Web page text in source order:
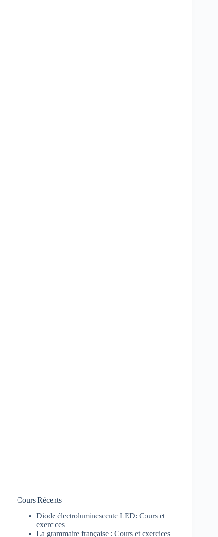
Cours Récents
Diode électroluminescente LED: Cours et
exercices
La grammaire française : Cours et exercices